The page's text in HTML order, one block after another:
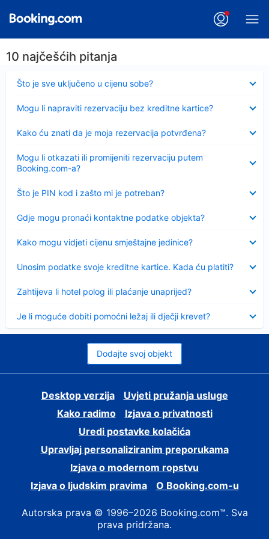
10 najčešćih pitanja
Što je sve uključeno u cijenu sobe?
Sažeto
Mogu li napraviti rezervaciju bez kreditne kartice?
Kako ću znati da je moja rezervacija potvrđena?
Mogu li otkazati ili promijeniti rezervaciju putem
Booking.com-a?
Što je PIN kod i zašto mi je potreban?
Sažeto
Gdje mogu pronaći kontaktne podatke objekta?
Kako mogu vidjeti cijenu smještajne jedinice?
Unosim podatke svoje kreditne kartice. Kada ću platiti?
Zahtijeva li hotel polog ili plaćanje unaprijed?
Je li moguće dobiti pomoćni ležaj ili dječji krevet?
Dodajte svoj objekt
Desktop verzija
Uvjeti pružanja usluge
Kako radimo
Izjava o privatnosti
Uredi postavke kolačića
Upravljaj personaliziranim preporukama
Izjava o modernom ropstvu
Izjava o ljudskim pravima
O Booking.com-u
Autorska prava © 1996–2026 Booking.com™. Sva
prava pridržana.